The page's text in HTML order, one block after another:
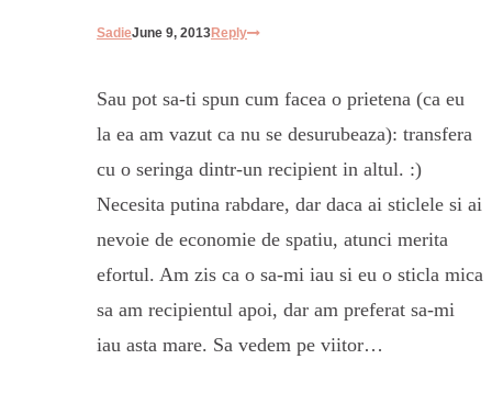
SadieJune 9, 2013Reply
Sau pot sa-ti spun cum facea o prietena (ca eu
la ea am vazut ca nu se desurubeaza): transfera
cu o seringa dintr-un recipient in altul. :)
Necesita putina rabdare, dar daca ai sticlele si ai
nevoie de economie de spatiu, atunci merita
efortul. Am zis ca o sa-mi iau si eu o sticla mica
sa am recipientul apoi, dar am preferat sa-mi
iau asta mare. Sa vedem pe viitor…